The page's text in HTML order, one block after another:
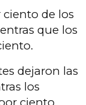
de los
que los
dejaron las
los